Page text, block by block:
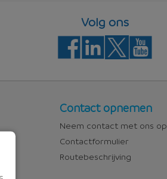
Volg ons
Contact
Contact opnemen
Neem contact met ons op
Contactformulier
Routebeschrijving